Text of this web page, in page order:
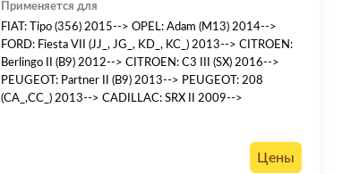
Применяется для
FIAT: Tipo (356) 2015--> OPEL: Adam (M13) 2014-->
FORD: Fiesta VII (JJ_, JG_, KD_, KC_) 2013--> CITROEN:
Berlingo II (B9) 2012--> CITROEN: C3 III (SX) 2016-->
PEUGEOT: Partner II (B9) 2013--> PEUGEOT: 208
(CA_,CC_) 2013--> CADILLAC: SRX II 2009-->
Цены